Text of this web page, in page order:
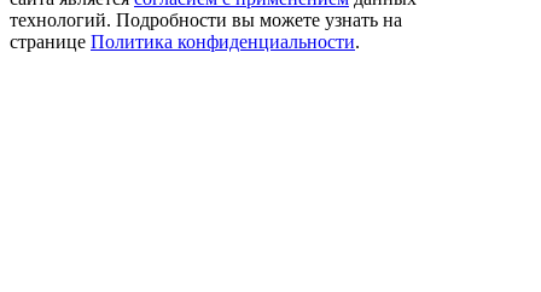
технологий. Подробности вы можете узнать на
странице Политика конфиденциальности.